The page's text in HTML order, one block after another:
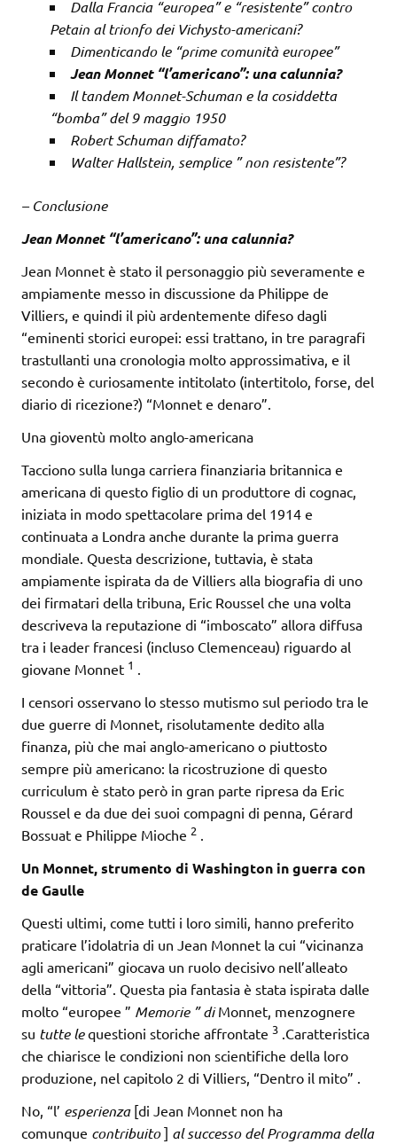
Dalla Francia “europea” e “resistente” contro
Petain al trionfo dei Vichysto-americani?
Dimenticando le “prime comunità europee”
Jean Monnet “l’americano”: una calunnia?
Il tandem Monnet-Schuman e la cosiddetta
“bomba” del 9 maggio 1950
Robert Schuman diffamato?
Walter Hallstein, semplice ”non resistente”?
– Conclusione
Jean Monnet “l’americano”: una calunnia?
Jean Monnet è stato il personaggio più severamente e
ampiamente messo in discussione da Philippe de
Villiers, e quindi il più ardentemente difeso dagli
“eminenti storici europei: essi trattano, in tre paragrafi
trastullanti una cronologia molto approssimativa, e il
secondo è curiosamente intitolato (intertitolo, forse, del
diario di ricezione?) “Monnet e denaro”.
Una gioventù molto anglo-americana
Tacciono sulla lunga carriera finanziaria britannica e
americana di questo figlio di un produttore di cognac,
iniziata in modo spettacolare prima del 1914 e
continuata a Londra anche durante la prima guerra
mondiale. Questa descrizione, tuttavia, è stata
ampiamente ispirata da de Villiers alla biografia di uno
dei firmatari della tribuna, Eric Roussel che una volta
descriveva la reputazione di “imboscato” allora diffusa
tra i leader francesi (incluso Clemenceau) riguardo al
giovane Monnet 1 .
I censori osservano lo stesso mutismo sul periodo tra le
due guerre di Monnet, risolutamente dedito alla
finanza, più che mai anglo-americano o piuttosto
sempre più americano: la ricostruzione di questo
curriculum è stato però in gran parte ripresa da Eric
Roussel e da due dei suoi compagni di penna, Gérard
Bossuat e Philippe Mioche 2 .
Un Monnet, strumento di Washington in guerra con
de Gaulle
Questi ultimi, come tutti i loro simili, hanno preferito
praticare l’idolatria di un Jean Monnet la cui “vicinanza
agli americani” giocava un ruolo decisivo nell’alleato
della “vittoria”. Questa pia fantasia è stata ispirata dalle
molto “europee ” Memorie ” diMonnet, menzognere
su tutte lequestioni storiche affrontate 3 .Caratteristica
che chiarisce le condizioni non scientifiche della loro
produzione, nel capitolo 2 di Villiers, “Dentro il mito” .
No, “l’ esperienza[di Jean Monnet non ha
comunque contribuito] al successo del Programma della